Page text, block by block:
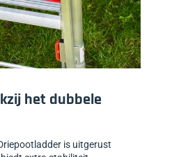
het dubbele
is uitgerust